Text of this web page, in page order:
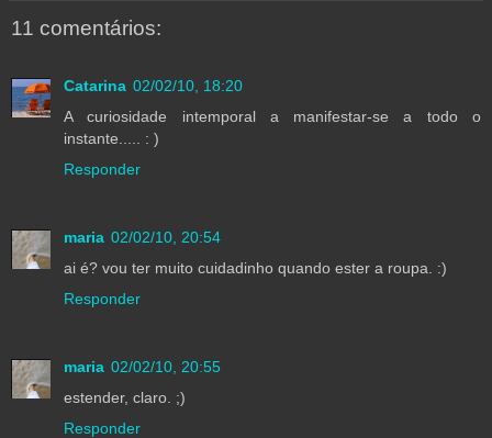
11 comentários:
Catarina 02/02/10, 18:20
A curiosidade intemporal a manifestar-se a todo o
instante..... : )
Responder
maria 02/02/10, 20:54
ai é? vou ter muito cuidadinho quando ester a roupa. :)
Responder
maria 02/02/10, 20:55
estender, claro. ;)
Responder